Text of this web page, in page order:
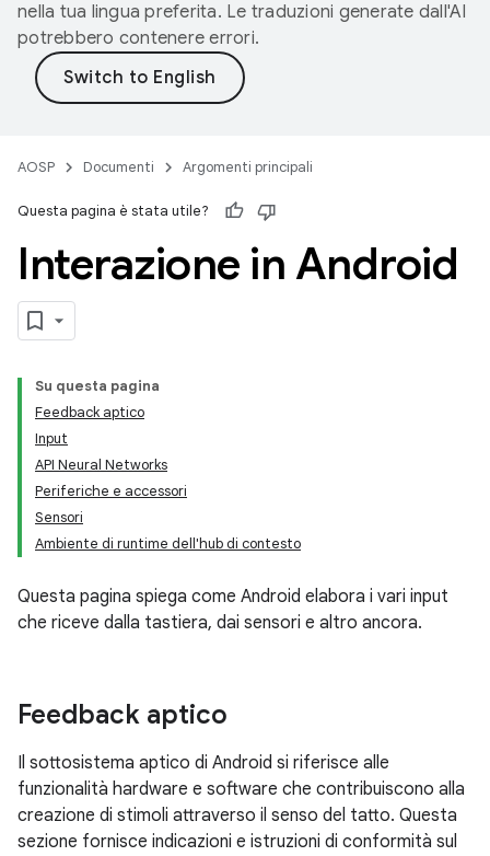
nella tua lingua preferita. Le traduzioni generate dall'AI
potrebbero contenere errori.
AOSP Documenti Argomenti principali
Questa pagina è stata utile?
Interazione in Android
Su questa pagina
Feedback aptico
Input
API Neural Networks
Periferiche e accessori
Sensori
Ambiente di runtime dell'hub di contesto
Questa pagina spiega come Android elabora i vari input
che riceve dalla tastiera, dai sensori e altro ancora.
Feedback aptico
Il sottosistema aptico di Android si riferisce alle
funzionalità hardware e software che contribuiscono alla
creazione di stimoli attraverso il senso del tatto. Questa
sezione fornisce indicazioni e istruzioni di conformità sul